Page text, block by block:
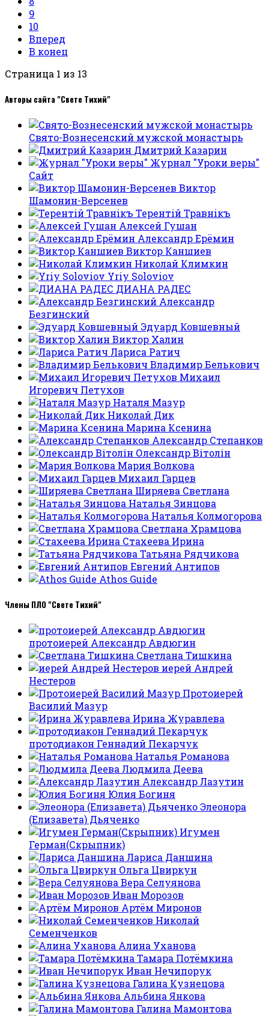
9
10
Вперед
В конец
Страница 1 из 13
Авторы сайта "Свете Тихий"
Свято-Вознесенский мужской монастырь
Дмитрий Казарин
Журнал "Уроки веры"
Сайт
Виктор
Шамонин-Версенев
Терентiй Травнiкъ
Алексей Гушан
Александр Ерёмин
Виктор Каншиев
Николай Климкин
Yriy Soloviov
ДИАНА РАДЕС
Александр
Безгинский
Эдуард Ковшевный
Виктор Халин
Лариса Ратич
Владимир Белькович
Михаил
Игоревич Петухов
Наталя Мазур
Николай Дик
Марина Ксенина
Александр Степанков
Олександр Вітолін
Мария Волкова
Михаил Гарцев
Ширяева Светлана
Наталья Зинцова
Наталья Колмогорова
Светлана Храмцова
Стахеева Ирина
Татьяна Рядчикова
Евгений Антипов
Athos Guide
Члены ПЛО "Свете Тихий"
протоиерей Александр Авдюгин
Светлана Тишкина
иерей Андрей
Нестеров
Протоиерей
Василий Мазур
Ирина Журавлева
протодиакон Геннадий Пекарчук
Наталья Романова
Людмила Деева
Александр Лазутин
Юлия Богиня
Элеонора
(Елизавета) Дьяченко
Игумен
Герман(Скрыпник)
Лариса Даншина
Ольга Цвиркун
Вера Селуянова
Иван Морозов
Артём Миронов
Николай
Семенченков
Алина Уханова
Тамара Потёмкина
Иван Нечипорук
Галина Кузнецова
Альбина Янкова
Галина Мамонтова